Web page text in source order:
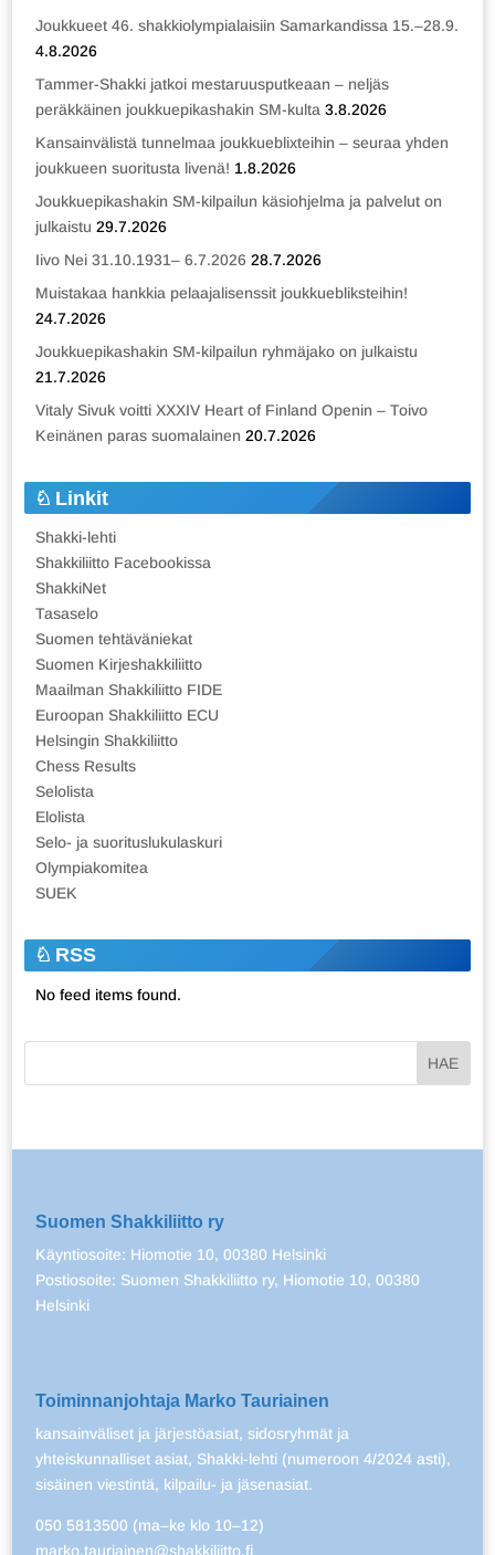
Joukkueet 46. shakkiolympialaisiin Samarkandissa 15.–28.9.
4.8.2026
Tammer-Shakki jatkoi mestaruusputkeaan – neljäs
peräkkäinen joukkuepikashakin SM-kulta 3.8.2026
Kansainvälistä tunnelmaa joukkueblixteihin – seuraa yhden
joukkueen suoritusta livenä! 1.8.2026
Joukkuepikashakin SM-kilpailun käsiohjelma ja palvelut on
julkaistu 29.7.2026
Iivo Nei 31.10.1931– 6.7.2026 28.7.2026
Muistakaa hankkia pelaajalisenssit joukkuebliksteihin!
24.7.2026
Joukkuepikashakin SM-kilpailun ryhmäjako on julkaistu
21.7.2026
Vitaly Sivuk voitti XXXIV Heart of Finland Openin – Toivo
Keinänen paras suomalainen 20.7.2026
Linkit
Shakki-lehti
Shakkiliitto Facebookissa
ShakkiNet
Tasaselo
Suomen tehtäväniekat
Suomen Kirjeshakkiliitto
Maailman Shakkiliitto FIDE
Euroopan Shakkiliitto ECU
Helsingin Shakkiliitto
Chess Results
Selolista
Elolista
Selo- ja suorituslukulaskuri
Olympiakomitea
SUEK
RSS
No feed items found.
Suomen Shakkiliitto ry
Käyntiosoite: Hiomotie 10, 00380 Helsinki
Postiosoite: Suomen Shakkiliitto ry, Hiomotie 10, 00380
Helsinki
Toiminnanjohtaja Marko Tauriainen
kansainväliset ja järjestöasiat, sidosryhmät ja
yhteiskunnalliset asiat, Shakki-lehti (numeroon 4/2024 asti),
sisäinen viestintä, kilpailu- ja jäsenasiat.
050 5813500 (ma–ke klo 10–12)
marko.tauriainen@shakkiliitto.fi